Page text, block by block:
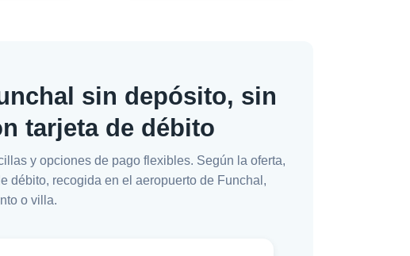
sin depósito, sin
tarjeta de débito
y opciones de pago flexibles. Según la oferta,
débito, recogida en el aeropuerto de Funchal,
o villa.